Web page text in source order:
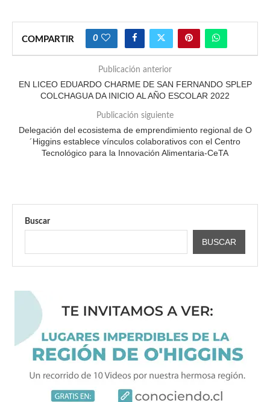
COMPARTIR 0
Publicación anterior
EN LICEO EDUARDO CHARME DE SAN FERNANDO SPLEP
COLCHAGUA DA INICIO AL AÑO ESCOLAR 2022
Publicación siguiente
Delegación del ecosistema de emprendimiento regional de O
´Higgins establece vínculos colaborativos con el Centro
Tecnológico para la Innovación Alimentaria-CeTA
Buscar
BUSCAR